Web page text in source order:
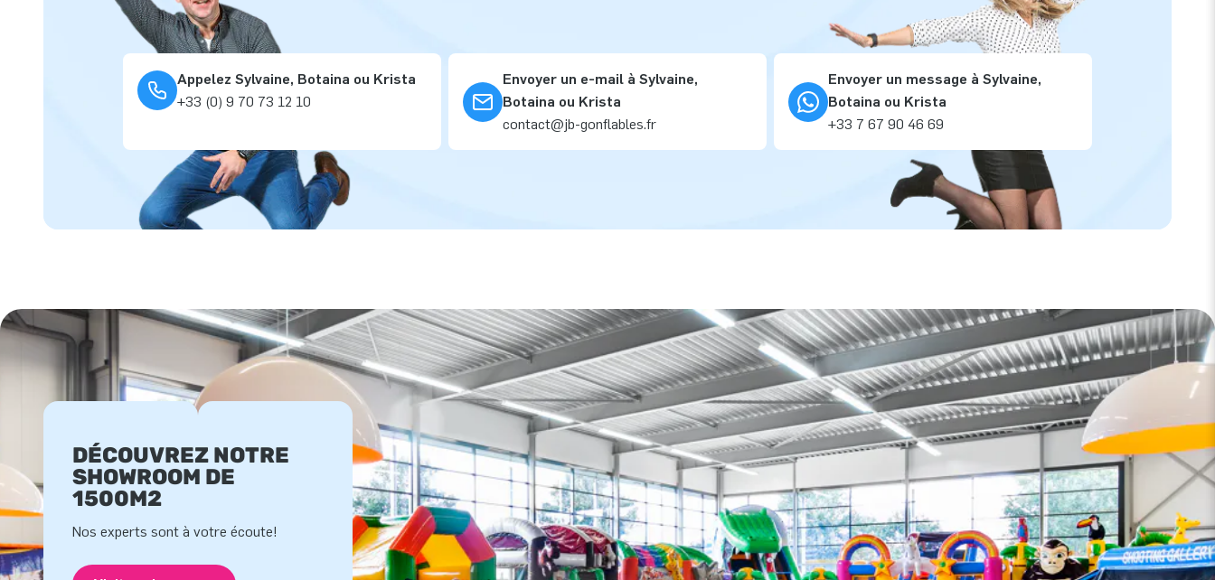
Appelez Sylvaine, Botaina ou Krista
+33 (0) 9 70 73 12 10
Envoyer un e-mail à Sylvaine,
Botaina ou Krista
contact@jb-gonflables.fr
Envoyer un message à Sylvaine,
Botaina ou Krista
+33 7 67 90 46 69
DÉCOUVREZ NOTRE
SHOWROOM DE
1500M2
Nos experts sont à votre écoute!